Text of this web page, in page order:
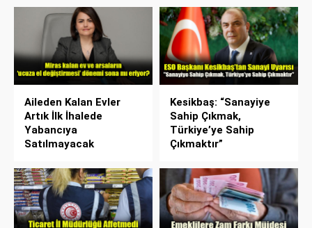
Aileden Kalan Evler
Artık İlk İhalede
Yabancıya
Satılmayacak
Kesikbaş: “Sanayiye
Sahip Çıkmak,
Türkiye’ye Sahip
Çıkmaktır”